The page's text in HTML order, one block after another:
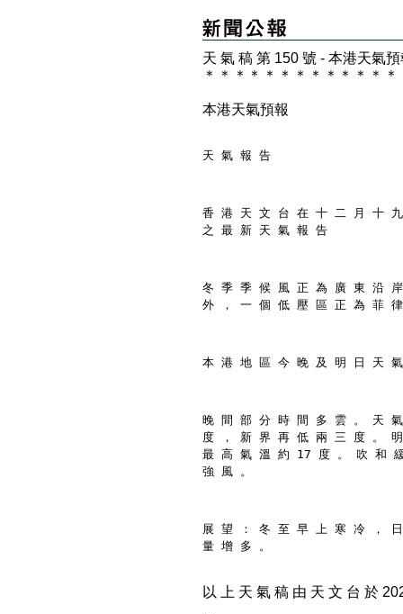
天 氣 稿 第 150 號 - 本港天氣
＊
＊ ＊ ＊ ＊ ＊ ＊ ＊ ＊ ＊ ＊ ＊ ＊
本港天氣預報
天 氣 報 告
香 港 天 文 台 在 十 二 月 十
之 最 新 天 氣 報 告
冬 季 季 候 風 正 為 廣 東 沿
外 ， 一 個 低 壓 區 正 為 菲
本 港 地 區 今 晚 及 明 日 天
晚 間 部 分 時 間 多 雲 。 天
度 ， 新 界 再 低 兩 三 度 。
最 高 氣 溫 約 17 度 。 吹 和
強 風 。
展 望 ： 冬 至 早 上 寒 冷 ，
量 增 多 。
以 上 天 氣 稿 由 天 文 台 於